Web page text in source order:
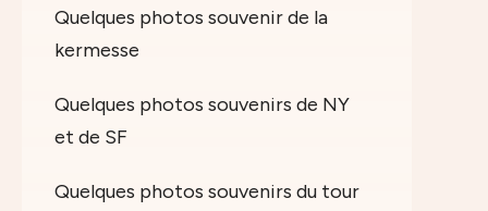
Quelques photos souvenir de la
kermesse
Quelques photos souvenirs de NY
et de SF
Quelques photos souvenirs du tour